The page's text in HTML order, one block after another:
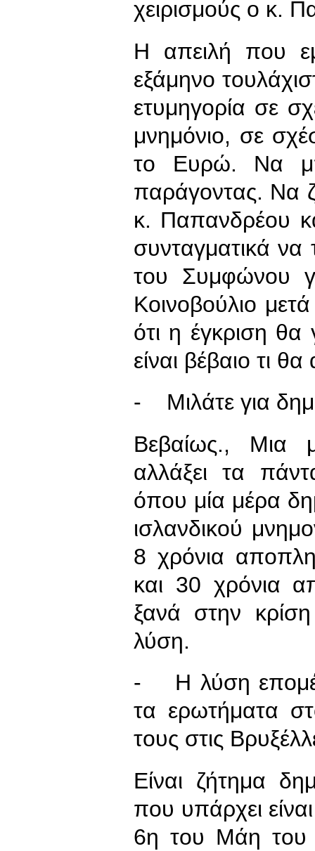
χειρισμούς ο κ.
Η απειλή που
εξάμηνο
ετυμηγορία σε
μνημόνιο, σε
το Ευρώ. Να
παράγοντας. Να
κ. Παπανδρέου
συνταγματικά να
του Συμφώνου
Κοινοβούλιο
ότι η έγκριση θα
είναι βέβαιο τι
- Μιλάτε για
Βεβαίως., Μια
αλλάξει τα
όπου μία μέρα
ισλανδικού
8 χρόνια
και 30 χρόνια
ξανά στην
λύση.
- Η λύση
τα ερωτήματα
τους στις
Είναι ζήτημα
που υπάρχει
6η του Μάη του